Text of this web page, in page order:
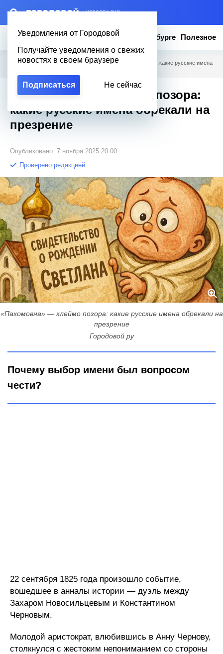
– НОВОСТИ ДНЯ
Уведомления от Городовой
Получайте уведомления о свежих
новостях в своем браузере
Подписаться Не сейчас
Новости Эксклюзив Вопросы о Петербурге Полезное
Городовой Полезное / «Пахомовна» — клеймо позора: какие русские имена
«Пахомовна» — клеймо позора:
какие русские имена обрекали на
презрение
Опубликовано: 7 ноября 2025 20:00
Проверено редакцией
«Пахомовна» — клеймо позора: какие русские имена обрекали на
презрение
Городовой ру
Почему выбор имени был вопросом
чести?
22 сентября 1825 года произошло событие,
вошедшее в анналы истории — дуэль между
Захаром Новосильцевым и Константином
Черновым.
Молодой аристократ, влюбившись в Анну Чернову,
столкнулся с жестоким непониманием со стороны